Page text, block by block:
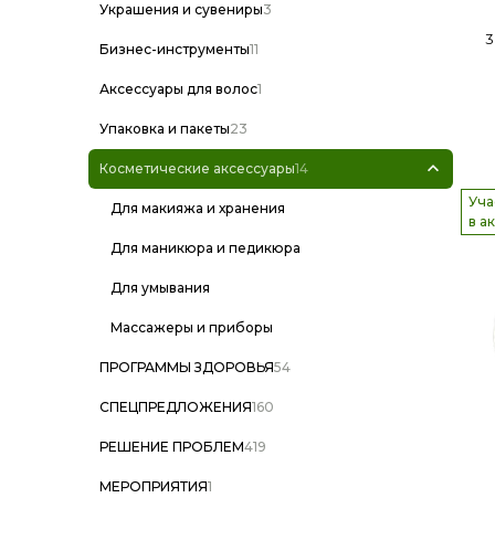
Украшения и сувениры3
Бизнес-инструменты11
Аксессуары для волос1
Упаковка и пакеты23
Косметические аксессуары14
Для макияжа и хранения
Для маникюра и педикюра
Для умывания
Массажеры и приборы
ПРОГРАММЫ ЗДОРОВЬЯ54
СПЕЦПРЕДЛОЖЕНИЯ160
РЕШЕНИЕ ПРОБЛЕМ419
МЕРОПРИЯТИЯ1
в